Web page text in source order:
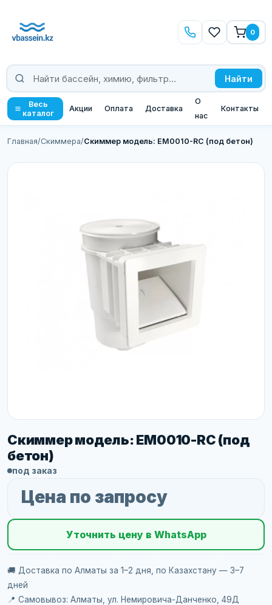
Найти
0
Весь
каталог
Акции Оплата Доставка
О
нас
Контакты
Главная/Скиммера/Скиммер модель: EM0010-RС (под бетон)
Скиммер модель: EM0010-RС (под
бетон)
под заказ
Цена по запросу
Уточнить цену в WhatsApp
🚚 Доставка по Алматы за 1–2 дня, по Казахстану — 3–7
дней
📍 Самовывоз: Алматы, ул. Немировича-Данченко, 49Д